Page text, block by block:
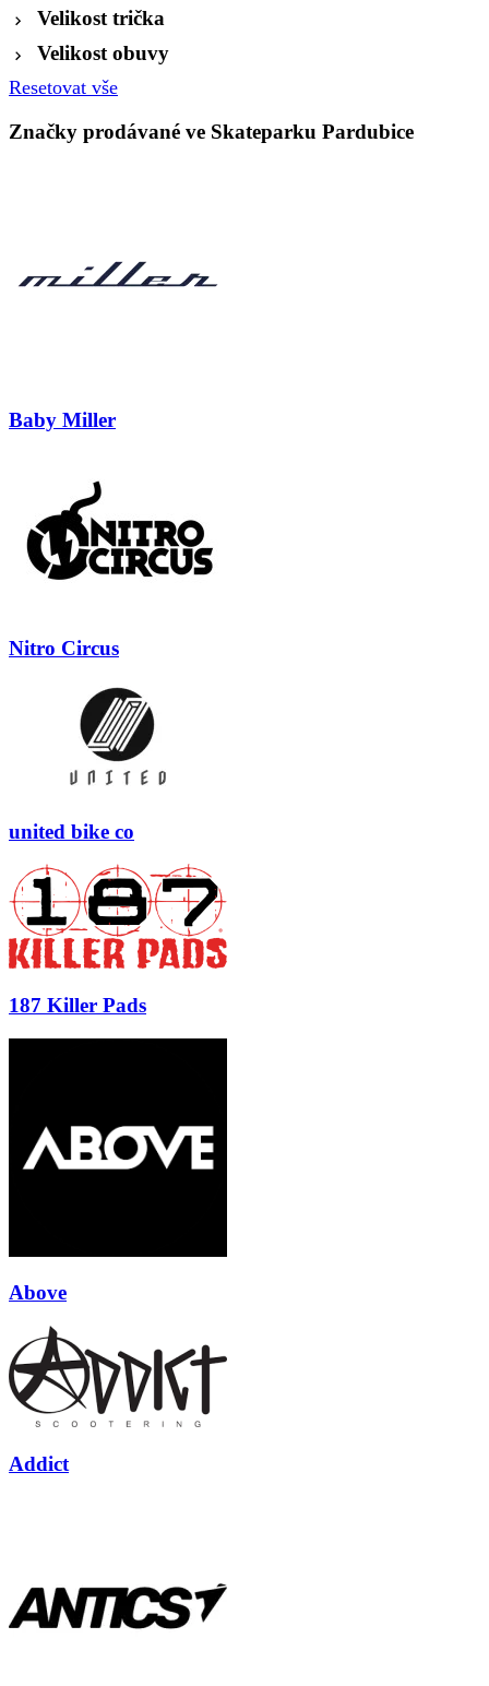
Velikost trička
Velikost obuvy
Resetovat vše
Značky prodávané ve Skateparku Pardubice
Baby Miller
Nitro Circus
united bike co
187 Killer Pads
Above
Addict